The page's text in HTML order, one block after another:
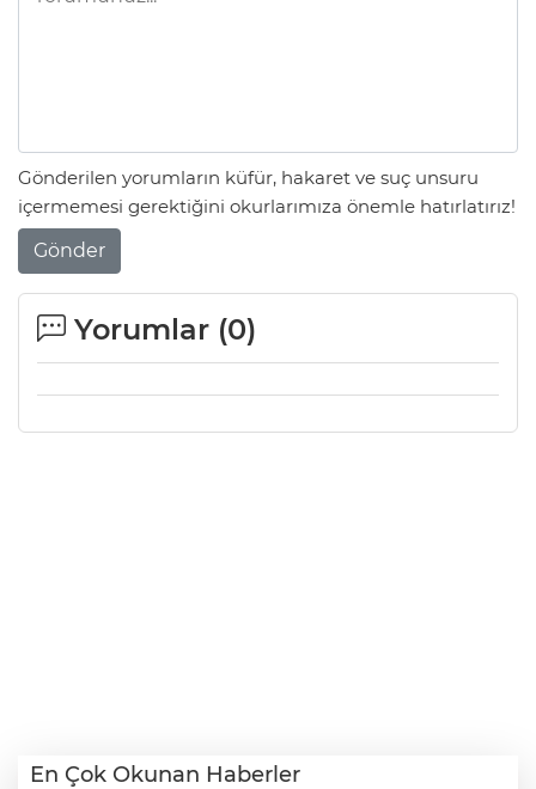
Gönderilen yorumların küfür, hakaret ve suç unsuru
içermemesi gerektiğini okurlarımıza önemle hatırlatırız!
Gönder
Yorumlar (0)
En Çok Okunan Haberler